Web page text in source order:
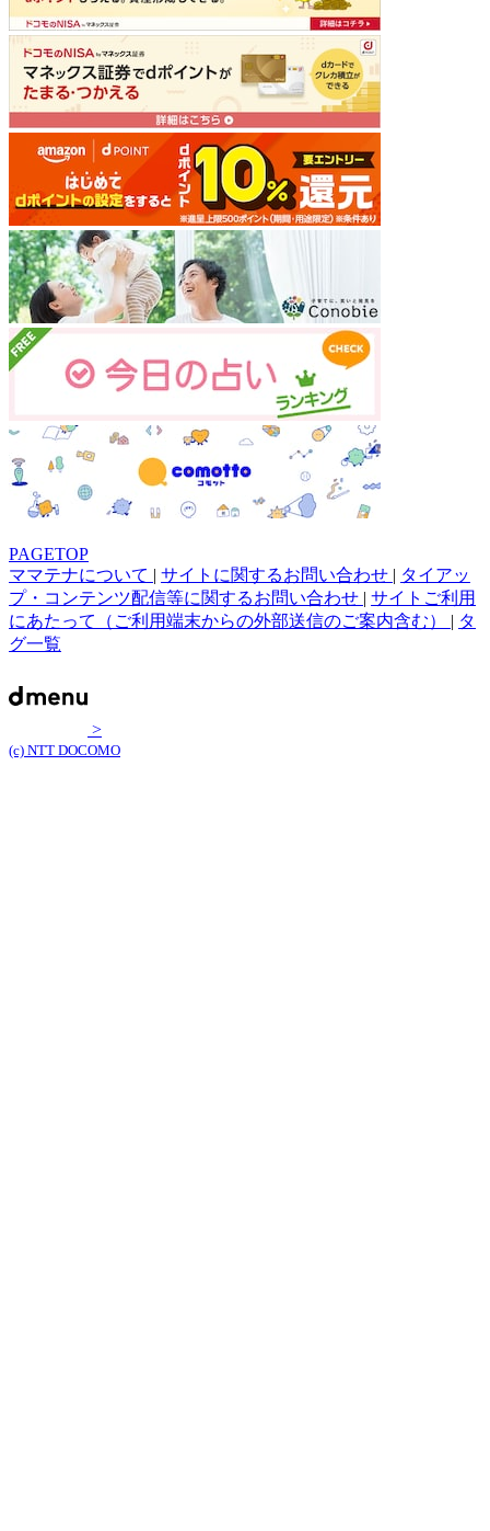
PAGETOP
ママテナについて | サイトに関するお問い合わせ | タイアッ
プ・コンテンツ配信等に関するお問い合わせ | サイトご利用
にあたって（ご利用端末からの外部送信のご案内含む） | タ
グ一覧
>
(c) NTT DOCOMO